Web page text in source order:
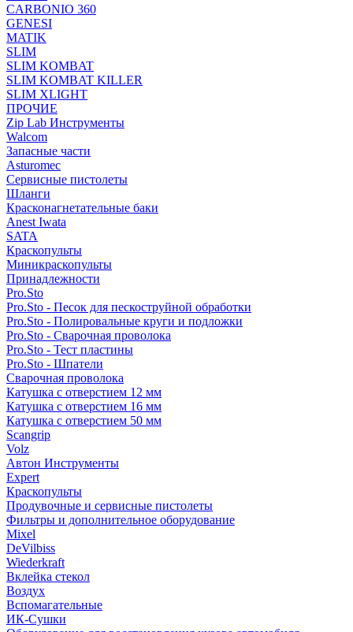
CARBONIO 360
GENESI
MATIK
SLIM
SLIM KOMBAT
SLIM KOMBAT KILLER
SLIM XLIGHT
ПРОЧИЕ
Zip Lab Инструменты
Walсom
Запасные части
Asturomec
Сервисные пистолеты
Шланги
Красконагнетательные баки
Anest Iwata
SATA
Краскопульты
Миникраскопульты
Принадлежности
Pro.Sto
Pro.Sto - Песок для пескоструйной обработки
Pro.Sto - Полировальные круги и подложки
Pro.Sto - Сварочная проволока
Pro.Sto - Тест пластины
Pro.Sto - Шпатели
Сварочная проволока
Катушка с отверстием 12 мм
Катушка с отверстием 16 мм
Катушка с отверстием 50 мм
Scangrip
Volz
Автон Инструменты
Expert
Краскопульты
Продувочные и сервисные пистолеты
Фильтры и дополнительное оборудование
Mixel
DeVilbiss
Wiederkraft
Вклейка стекол
Воздух
Вспомагательные
ИК-Сушки